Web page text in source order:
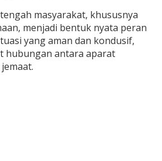
masyarakat, khususnya
menjadi bentuk nyata peran
yang aman dan kondusif,
hubungan antara aparat